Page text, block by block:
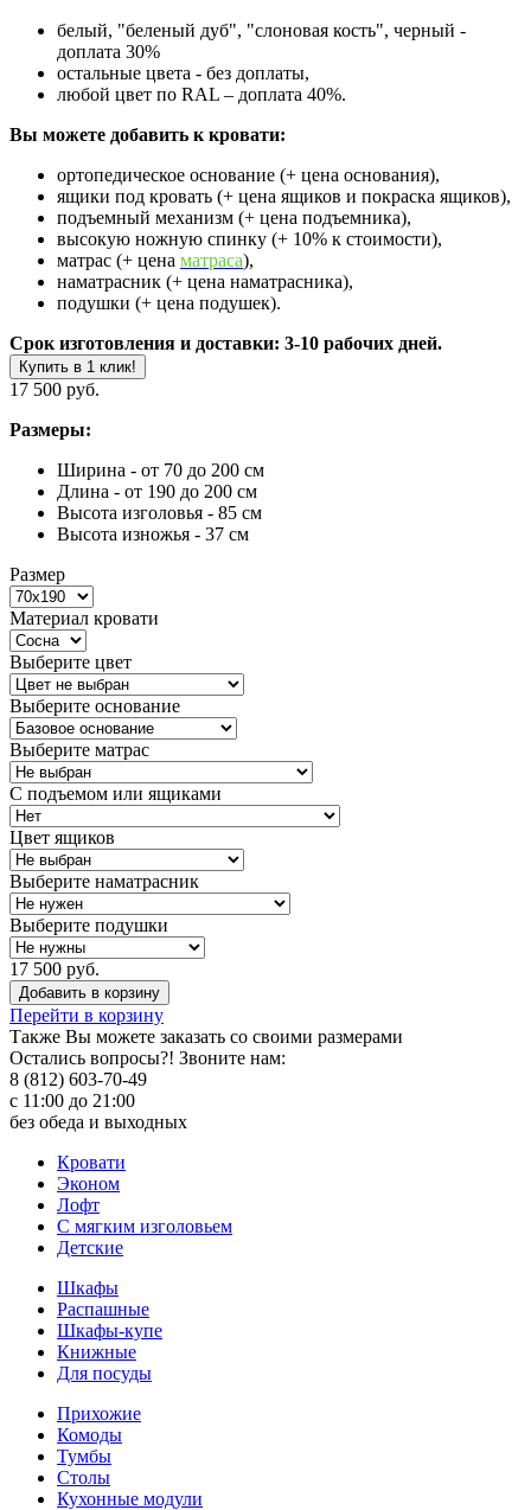
белый, "беленый дуб", "слоновая кость", черный -
доплата 30%
остальные цвета - без доплаты,
любой цвет по RAL – доплата 40%.
Вы можете добавить к кровати:
ортопедическое основание (+ цена основания),
ящики под кровать (+ цена ящиков и покраска ящиков),
подъемный механизм (+ цена подъемника),
высокую ножную спинку (+ 10% к стоимости),
матрас (+ цена матраса),
наматрасник (+ цена наматрасника),
подушки (+ цена подушек).
Срок изготовления и доставки: 3-10 рабочих дней.
Купить в 1 клик!
17 500 руб.
Размеры:
Ширина - от 70 до 200 см
Длина - от 190 до 200 см
Высота изголовья - 85 см
Высота изножья - 37 см
Размер
Материал кровати
Выберите цвет
Выберите основание
Выберите матрас
С подъемом или ящиками
Цвет ящиков
Выберите наматрасник
Выберите подушки
17 500 руб.
Добавить в корзину
Перейти в корзину
Также Вы можете заказать со своими размерами
Остались вопросы?! Звоните нам:
8 (812) 603-70-49
с 11:00 до 21:00
без обеда и выходных
Кровати
Эконом
Лофт
С мягким изголовьем
Детские
Шкафы
Распашные
Шкафы-купе
Книжные
Для посуды
Прихожие
Комоды
Тумбы
Столы
Кухонные модули